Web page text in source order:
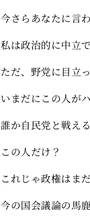
今さらあなたに言
私は政治的に中立
ただ、野党に目立
いまだにこの人が
誰か自民党と戦え
この人だけ？
これじゃ政権はま
今の国会議論の馬